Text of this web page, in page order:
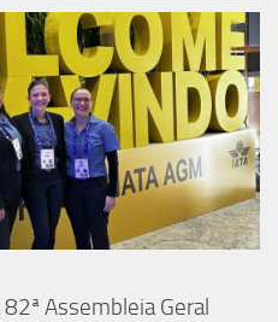
Assembleia Geral